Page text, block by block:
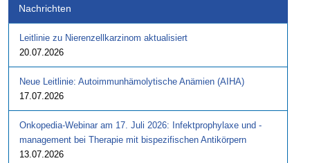
Nachrichten
Leitlinie zu Nierenzellkarzinom aktualisiert
20.07.2026
Neue Leitlinie: Autoimmunhämolytische Anämien (AIHA)
17.07.2026
Onkopedia-Webinar am 17. Juli 2026: Infektprophylaxe und -
management bei Therapie mit bispezifischen Antikörpern
13.07.2026